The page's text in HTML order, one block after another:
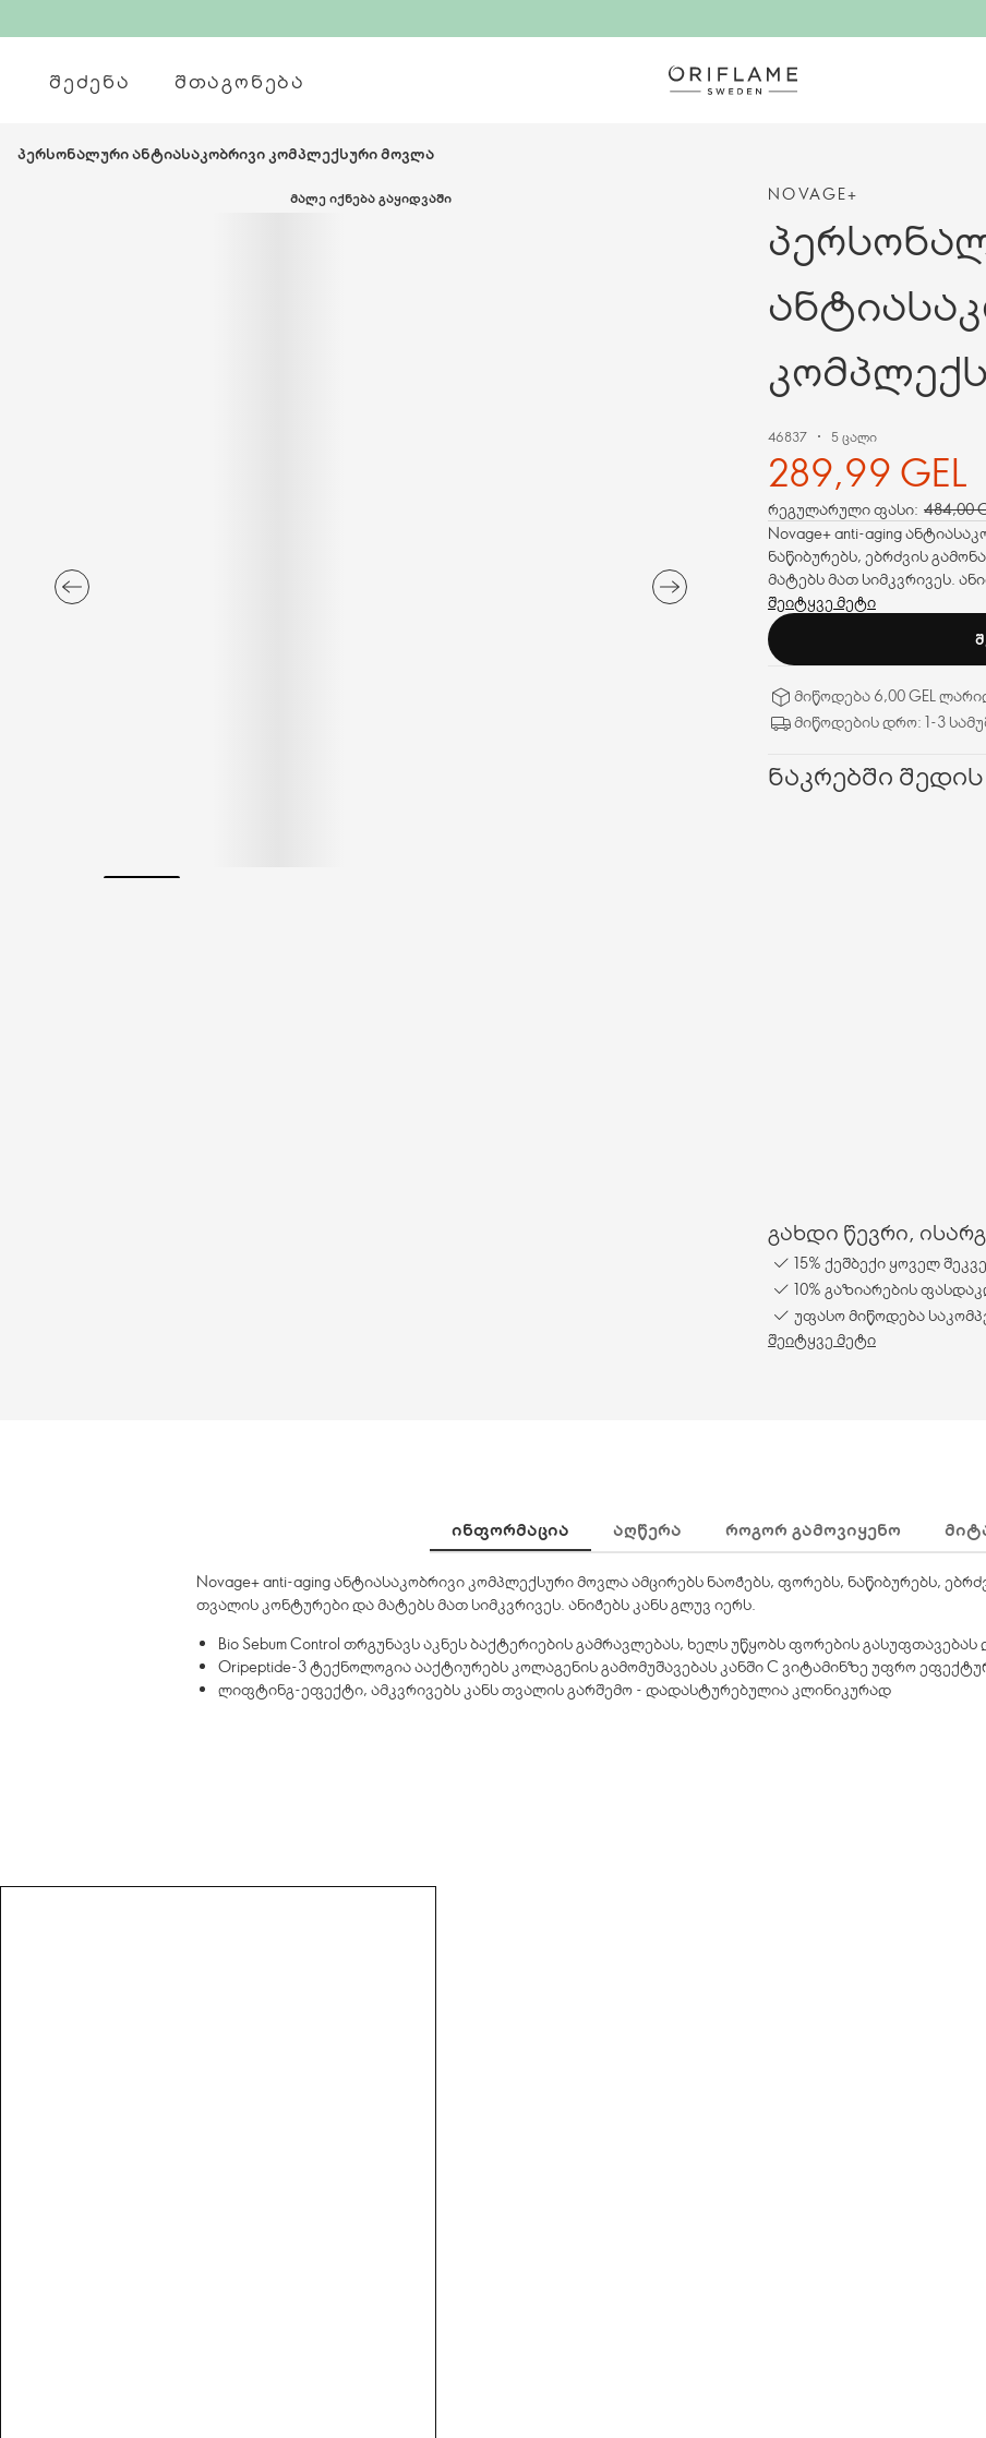
ᲨᲔᲫᲔᲜᲐ ᲨᲗᲐᲒᲝᲜᲔᲑᲐ
პერსონალური ანტიასაკობრივი კომპლექსური მოვლა
ᲛᲐᲚᲔ ᲘᲥᲜᲔᲑᲐ ᲒᲐᲧᲘᲓᲕᲐᲨᲘ NOVAGE+
46837 5 ცალი
289,99 GEL
რეგულარული ფასი: 484,00
Novage+ anti-aging
ნაწიბურებს, ებრძვის
მატებს მათ სიმკვრივეს.
შეიტყვე მეტი
მიწოდება 6,00 GEL
მიწოდების დრო: 1-3
ნაკრებში
გახდი წევრი,
15% ქეშბექი ყოველ
10% გაზიარების
უფასო მიწოდება
შეიტყვე მეტი
ᲘᲜᲤᲝᲠᲛᲐᲪᲘᲐ ᲐᲦᲬᲔᲠᲐ ᲠᲝᲒᲝᲠ ᲒᲐᲛᲝᲕᲘᲧᲔᲜᲝ
Novage+ anti-aging ანტიასაკობრივი კომპლექსური მოვლა ამცირებს ნაოჭებს, ფორებს, ნაწიბურებს,
თვალის კონტურები და მატებს მათ სიმკვრივეს. ანიჭებს კანს გლუვ იერს.
Bio Sebum Control თრგუნავს აკნეს ბაქტერიების გამრავლებას, ხელს უწყობს ფორების გასუფთავებას
Oripeptide-3 ტექნოლოგია ააქტიურებს კოლაგენის გამომუშავებას კანში C ვიტამინზე უფრო
ლიფტინგ-ეფექტი, ამკვრივებს კანს თვალის გარშემო - დადასტურებულია კლინიკურად